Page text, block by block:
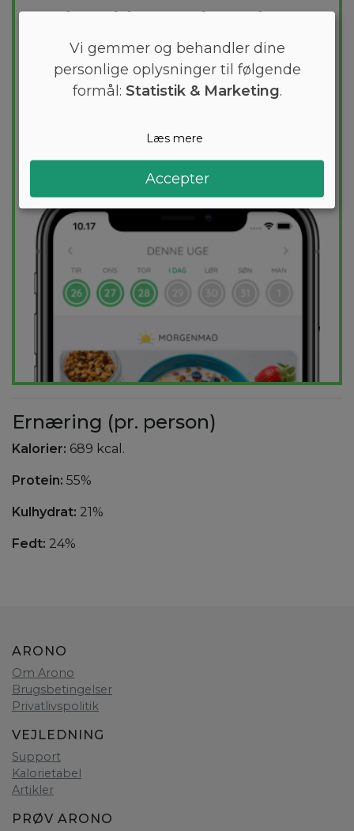
Skræddersyet kostplan
Vil du tabe et par kilo? Med Arono får du
den mest effektive guide til et vægttab. En
kostplan skræddersyes til dig og 1000+
Ernæring (pr. person)
Kalorier: 689 kcal.
Protein: 55%
Kulhydrat: 21%
Fedt: 24%
ARONO
Om Arono
Brugsbetingelser
Privatlivspolitik
VEJLEDNING
Support
Kalorietabel
Artikler
PRØV ARONO
Vi gemmer og behandler dine
personlige oplysninger til følgende
formål: Statistik & Marketing.
Læs mere
Accepter